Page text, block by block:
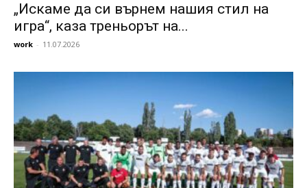
„Искаме да си върнем нашия стил на
игра“, каза треньорът на...
work - 11.07.2026